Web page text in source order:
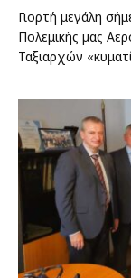
Γιορτή μεγάλη
Πολεμικής μας
Ταξιαρχών